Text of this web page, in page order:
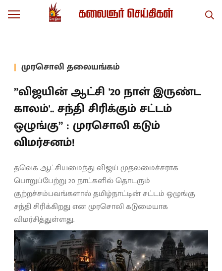
முரசொலி தலையங்கம்
”விஜயின் ஆட்சி '20 நாள் இருண்ட
காலம்'.. சந்தி சிரிக்கும் சட்டம்
ஒழுங்கு” : முரசொலி கடும்
விமர்சனம்!
தவெக ஆட்சியமைந்து விஜய் முதலமைச்சராக
பொறுப்பேற்று 20 நாட்களில் தொடரும்
குற்றச்சம்பவங்களால் தமிழ்நாட்டின் சட்டம் ஒழுங்கு
சந்தி சிரிக்கிறது என முரசொலி கடுமையாக
விமர்சித்துள்ளது.